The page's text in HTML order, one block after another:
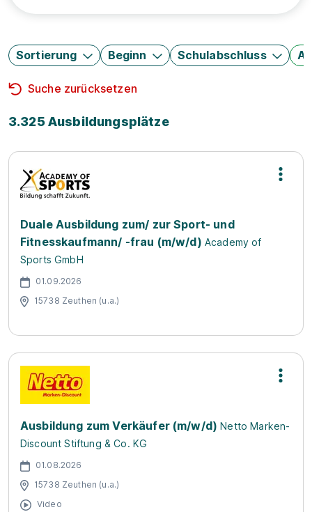
Sortierung Beginn Schulabschluss
Suche zurücksetzen
3.325 Ausbildungsplätze
Duale Ausbildung zum/ zur Sport- und
Fitnesskaufmann/ -frau (m/w/d) Academy of
Sports GmbH
01.09.2026
15738 Zeuthen (u.a.)
Ausbildung zum Verkäufer (m/w/d) Netto Marken-
Discount Stiftung & Co. KG
01.08.2026
15738 Zeuthen (u.a.)
Video